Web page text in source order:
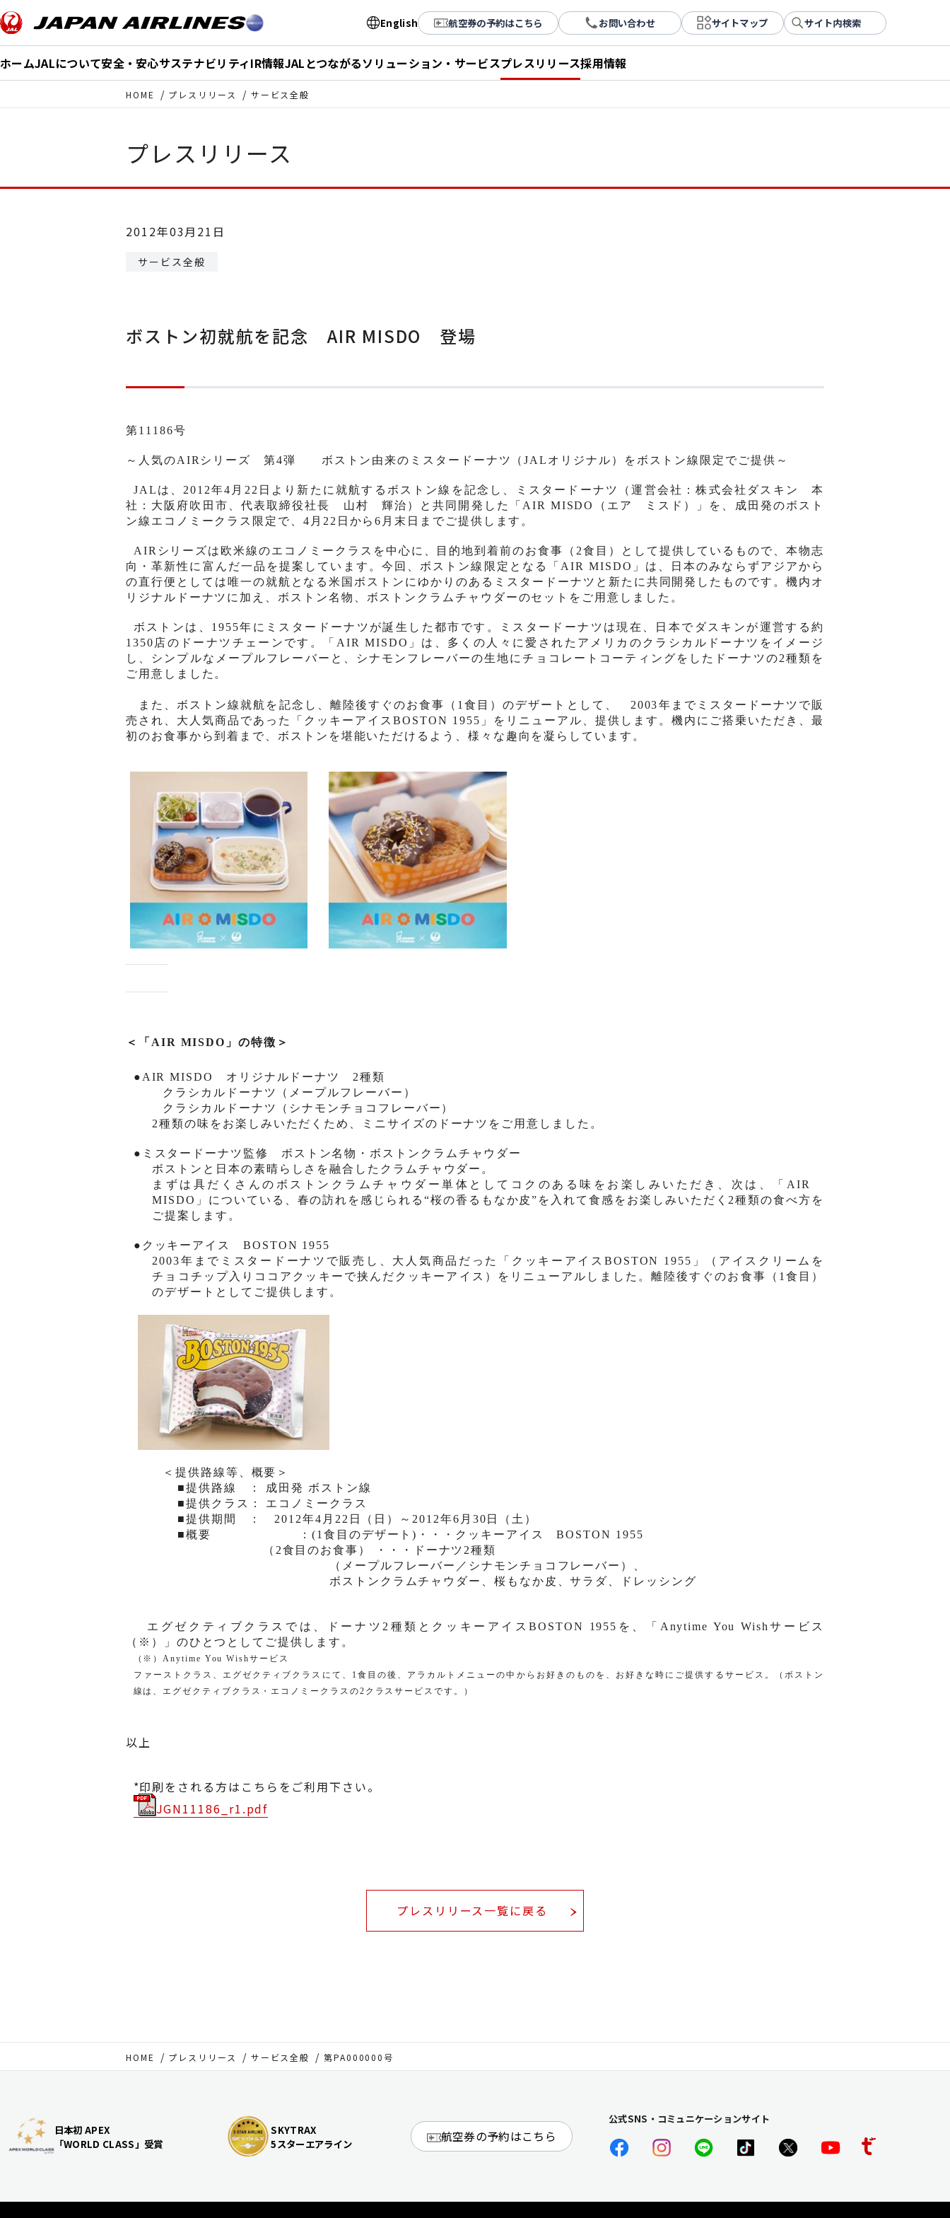
English 航空券の予約はこちら お問い合わせ サイトマップ サイト内検索
ホームJALについて安全・安心サステナビリティIR情報JALとつながるソリューション・サービスプレスリリース採用情報
HOME プレスリリース サービス全般
プレスリリース
2012年03月21日
サービス全般
ボストン初就航を記念 AIR MISDO 登場
第 11186号
～人 気のAIRシリ ー ズ 第4弾 ボストン由来のミスタードーナツ（JAL オリジナル）をボストン線限定でご提供～
JAL は、2012年4 月 22 日より新たに就航するボストン線を記念し、 ミスタ ー ド ーナツ（運 営会社：株式会社ダスキン 本
社：大阪府吹田市、代表取締役社長 山村 輝治 ）と共同開 発 した「 AIR MISDO （エア ミスド）」を、成田 発のボスト
ン線エコノミ ー クラス限定で、 4 月 22 日から6 月末日までご提供します。
AIR シリ ー ズは欧米線のエコノミ ー クラスを中心に 、目的地到着前のお食事（ 2食目）として 提供しているもので、本物志
向
・革新性に富んだ一品を提案しています。今回、ボストン線限定となる 「AIR MISDO 」は、日本のみならずアジアから
の直行便としては唯一の就航となる米国ボストンにゆかりのあるミスタ ー ド ーナツ と新たに共同開発 したものです。機内 オ
リジナルド ーナツに加え、ボストン名物、ボストンクラムチャウダ ーのセット をご用 意しました。
ボストンは、 1955年にミスタ ー ド ーナツが誕生した都市です。ミスタードーナツは現在、日本でダスキンが運営する約
1350 店のドーナツチェーンです。 「 AIR MISDO 」は、多くの人 々 に愛された アメリカのクラシカルド ー ナツ をイメ ー ジ
し 、シンプルなメ ー プルフレーバー と、シナモンフレーバーの生地にチョコレ ー ト コ ー ティング をしたド ーナツの2種類を
ご用意しました。
また、ボストン線就航を記念し、離陸後すぐのお食事（ 1食目）のデザー トとして、 2003年までミスタ ー ド ーナツで販
売され 、大人気商品であった 「クッキ ー アイスBOSTON 1955 」をリニューアル、提供します。機内にご搭乗いただき、最
初のお食事から到着まで、ボストンを堪能いただけるよう、 様々 な趣向を凝らしています。
＜「 AIR MISDO 」の特徴 ＞
●AIR MISDO オリジナルド ーナツ 2種類
クラシカルド ーナツ（ メ ー プルフレーバー ）
クラシカルド ーナツ（ シナモンチョコフレーバー）
2種類の味をお楽 しみいただくため、 ミニサイズのド ーナツ をご用意しました。
●ミスタ ー ド ーナツ監修 ボストン名物・ボストンクラムチャウダ ー
ボストンと日本の素晴らしさを融合したクラムチャウダ ー。
まずは具だくさんのボストンクラムチャウダ ー単体として コクのある味を お楽しみいただき 、次は、「 AIR
MISDO 」についている、春の訪れを感じられる“桜の香る もなか皮”を入れて食感をお楽しみいただく2種類の食べ方を
ご提案します。
●クッキ ー アイスBOSTON 1955
2003年までミスタードーナツで販売し、大人気商品だった「クッキーアイス BOSTON 1955 」（アイス クリ ー ムを
チョコチップ入りココアクッキ ー で挟んだクッキ ー アイス）をリニューアル しました。離陸後すぐのお食事（ 1食目）
のデザー トとしてご提供します。
＜提供路線等、概要＞
■提供路線
： 成田発 ボストン線
■提供クラス： エコノミークラス
■提供期間
：2012年4 月 22 日（日）～2012年6 月 30 日（土）
■概要
：(1食目のデザート) ・・・クッキーアイスBOSTON 1955
（ 2食目のお食事） ・・・ドーナツ2種類
（メープルフレーバー／シナモンチョコフレーバー）、
ボストンクラムチャウダー、桜もなか皮、サラダ、ドレッシング
エグゼクティブクラスでは、ド ー ナツ2 種類とクッキ ー アイスBOSTON 1955 を、「 Anytime You Wishサ ー ビス
（※）」のひとつとしてご提供します。
（※）Anytime You Wishサービス
ファーストクラス、エグゼクティブクラスにて、 1 食目の後、アラカルトメニューの中からお好きのものを、お好きな時にご提供するサービス。（ボストン
線は、エグゼクティブクラス・エコノミークラスの2 クラスサービスです。）
以上
*印刷をされる方はこちらをご利用下さい。
JGN11186_r1.pdf
プレスリリース一覧に戻る
HOME プレスリリース サービス全般 第PA000000号
日本初 APEX
「WORLD CLASS」受賞
SKYTRAX
5スターエアライン
航空券の予約はこちら
公式SNS・コミュニケーションサイト